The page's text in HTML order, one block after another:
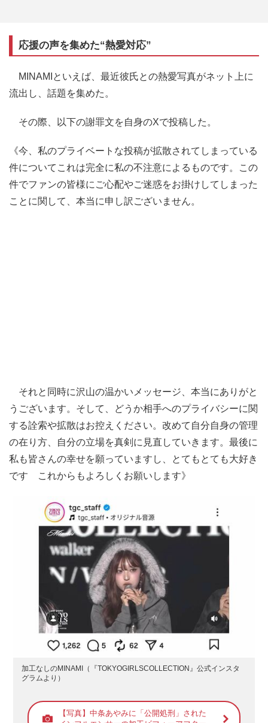
応援の声を集めた“熱愛対応”
MINAMIといえば、最近彼氏との熱愛写真がネット上に
流出し、話題を集めた。
その際、以下の謝罪文を自身のXで投稿した。
《今、私のプライベートな投稿が拡散されてしまっている
件についてこれは完全に私の不注意によるものです。この
件でファンの皆様にご心配やご迷惑をお掛けしてしまった
ことに関して、本当に申し訳ございません。
それと同時に沢山の温かいメッセージ、本当にありがと
うございます。そして、どうか相手へのプライバシーに関
する詮索や拡散はお控えください。改めて自分自身の管理
の在り方、自分の立場を真剣に見直していきます。最後に
私も皆さんの幸せを願っていますし、とてもとても大好き
です これからもよろしくお願いします》
加工なしのMINAMI（『TOKYOGIRLSCOLLECTION』公式インスタ
グラムより）
【写真】中条あやみに「公開処刑」された